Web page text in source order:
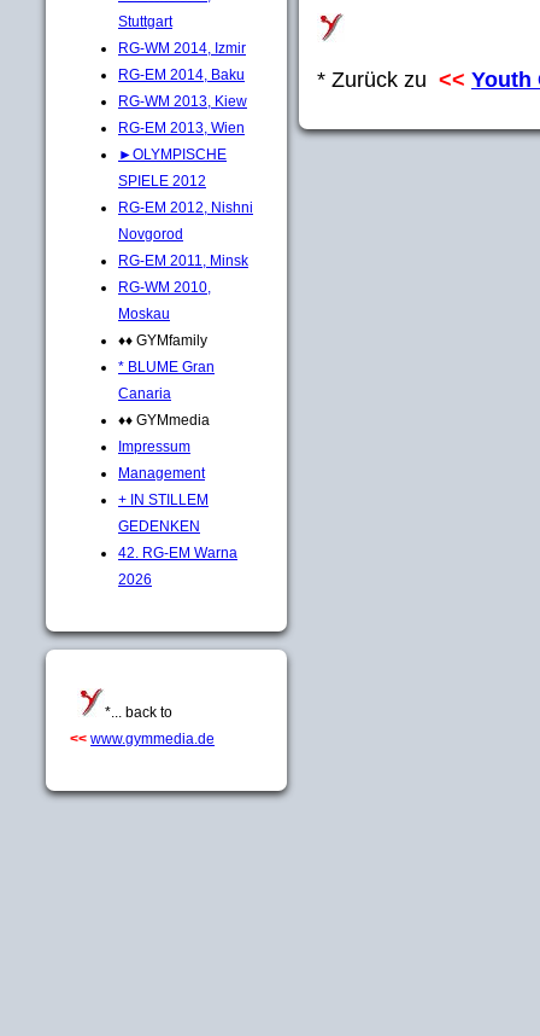
Stuttgart
RG-WM 2014, Izmir
RG-EM 2014, Baku
RG-WM 2013, Kiew
RG-EM 2013, Wien
►OLYMPISCHE
SPIELE 2012
RG-EM 2012, Nishni
Novgorod
RG-EM 2011, Minsk
RG-WM 2010,
Moskau
♦♦ GYMfamily
* BLUME Gran
Canaria
♦♦ GYMmedia
Impressum
Management
+ IN STILLEM
GEDENKEN
42. RG-EM Warna
2026
*... back to
<< www.gymmedia.de
* Zurück zu << Youth